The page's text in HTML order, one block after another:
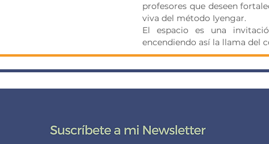
profesores que deseen
viva del método Iyengar.
El espacio es una
encendiendo así la llama del